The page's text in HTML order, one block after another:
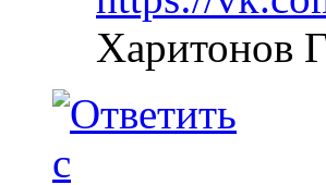
Харитонов